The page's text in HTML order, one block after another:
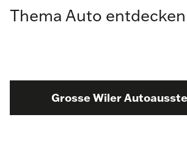
Thema Auto
Grosse Wiler